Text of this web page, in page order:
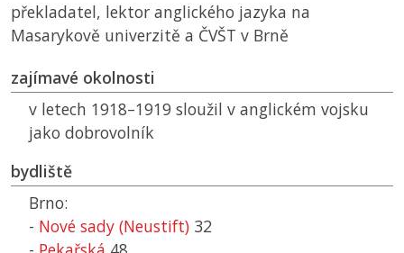
překladatel, lektor anglického jazyka na
Masarykově univerzitě a ČVŠT v Brně
zajímavé okolnosti
v letech 1918–1919 sloužil v anglickém vojsku
jako dobrovolník
bydliště
Brno:
- Nové sady (Neustift) 32